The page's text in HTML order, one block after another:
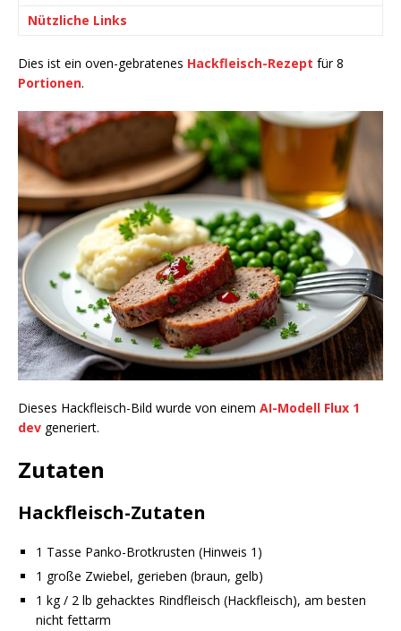
Nützliche Links
Dies ist ein oven-gebratenes Hackfleisch-Rezept für 8
Portionen.
Dieses Hackfleisch-Bild wurde von einem AI-Modell Flux 1
dev generiert.
Zutaten
Hackfleisch-Zutaten
1 Tasse Panko-Brotkrusten (Hinweis 1)
1 große Zwiebel, gerieben (braun, gelb)
1 kg / 2 lb gehacktes Rindfleisch (Hackfleisch), am besten
nicht fettarm